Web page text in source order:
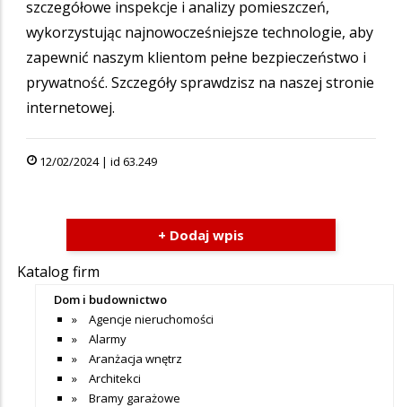
szczegółowe inspekcje i analizy pomieszczeń,
wykorzystując najnowocześniejsze technologie, aby
zapewnić naszym klientom pełne bezpieczeństwo i
prywatność. Szczegóły sprawdzisz na naszej stronie
internetowej.
12/02/2024 | id 63.249
+ Dodaj wpis
Katalog firm
Dom i budownictwo
Agencje nieruchomości
Alarmy
Aranżacja wnętrz
Architekci
Bramy garażowe